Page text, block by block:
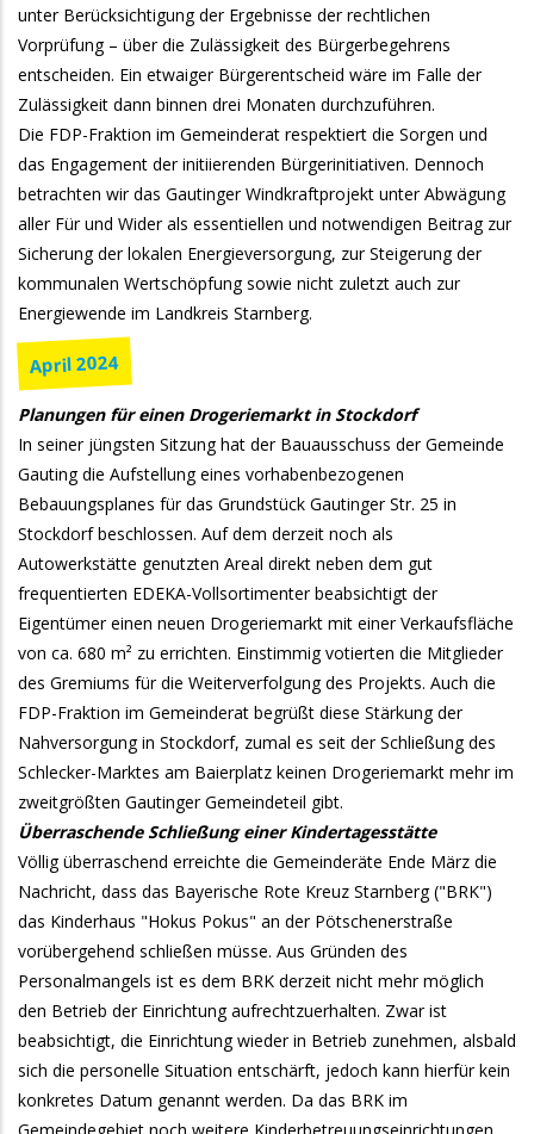
unter Berücksichtigung der Ergebnisse der rechtlichen
Vorprüfung – über die Zulässigkeit des Bürgerbegehrens
entscheiden. Ein etwaiger Bürgerentscheid wäre im Falle der
Zulässigkeit dann binnen drei Monaten durchzuführen.
Die FDP-Fraktion im Gemeinderat respektiert die Sorgen und
das Engagement der initiierenden Bürgerinitiativen. Dennoch
betrachten wir das Gautinger Windkraftprojekt unter Abwägung
aller Für und Wider als essentiellen und notwendigen Beitrag zur
Sicherung der lokalen Energieversorgung, zur Steigerung der
kommunalen Wertschöpfung sowie nicht zuletzt auch zur
Energiewende im Landkreis Starnberg.
April 2024
Planungen für einen Drogeriemarkt in Stockdorf
In seiner jüngsten Sitzung hat der Bauausschuss der Gemeinde
Gauting die Aufstellung eines vorhabenbezogenen
Bebauungsplanes für das Grundstück Gautinger Str. 25 in
Stockdorf beschlossen. Auf dem derzeit noch als
Autowerkstätte genutzten Areal direkt neben dem gut
frequentierten EDEKA-Vollsortimenter beabsichtigt der
Eigentümer einen neuen Drogeriemarkt mit einer Verkaufsfläche
von ca. 680 m² zu errichten. Einstimmig votierten die Mitglieder
des Gremiums für die Weiterverfolgung des Projekts. Auch die
FDP-Fraktion im Gemeinderat begrüßt diese Stärkung der
Nahversorgung in Stockdorf, zumal es seit der Schließung des
Schlecker-Marktes am Baierplatz keinen Drogeriemarkt mehr im
zweitgrößten Gautinger Gemeindeteil gibt.
Überraschende Schließung einer Kindertagesstätte
Völlig überraschend erreichte die Gemeinderäte Ende März die
Nachricht, dass das Bayerische Rote Kreuz Starnberg ("BRK")
das Kinderhaus "Hokus Pokus" an der Pötschenerstraße
vorübergehend schließen müsse. Aus Gründen des
Personalmangels ist es dem BRK derzeit nicht mehr möglich
den Betrieb der Einrichtung aufrechtzuerhalten. Zwar ist
beabsichtigt, die Einrichtung wieder in Betrieb zunehmen, alsbald
sich die personelle Situation entschärft, jedoch kann hierfür kein
konkretes Datum genannt werden. Da das BRK im